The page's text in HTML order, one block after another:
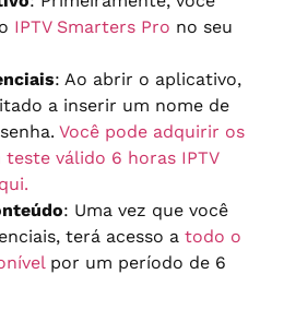
IPTV Smarters Pro no seu
: Ao abrir o aplicativo,
a inserir um nome de
Você pode adquirir os
válido 6 horas IPTV
: Uma vez que você
terá acesso a todo o
por um período de 6